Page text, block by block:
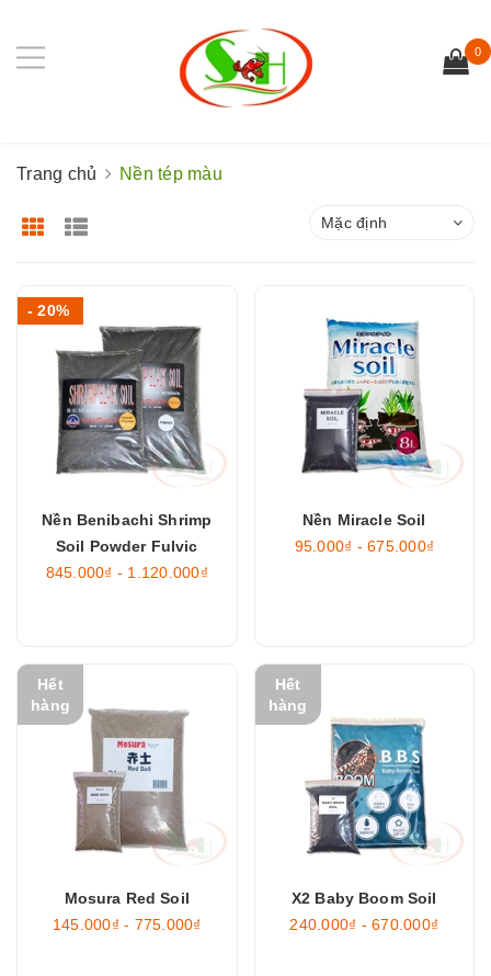
0
Trang chủ Nền tép màu
Mặc định
- 20%
Nền Benibachi Shrimp
Soil Powder Fulvic
845.000₫ - 1.120.000₫
Nền Miracle Soil
95.000₫ - 675.000₫
Hết
hàng
Mosura Red Soil
145.000₫ - 775.000₫
Hết
hàng
X2 Baby Boom Soil
240.000₫ - 670.000₫